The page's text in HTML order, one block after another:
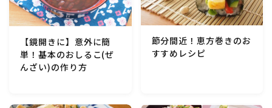
和菓子
マクロビスイーツ・自然派おやつ
パン・パンケーキ・スコーン・食事パイ・ケークサレ・
【鏡開きに】意外に簡
単！基本のおしるこ(ぜ
んざい)の作り方
節分間近！恵方巻きのお
すすめレシピ